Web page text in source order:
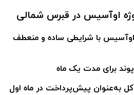
اوآسیس در قبرس شمالی
اوآسیس با شرایطی ساده و منعطف
برای مدت یک ماه
در ماه اول